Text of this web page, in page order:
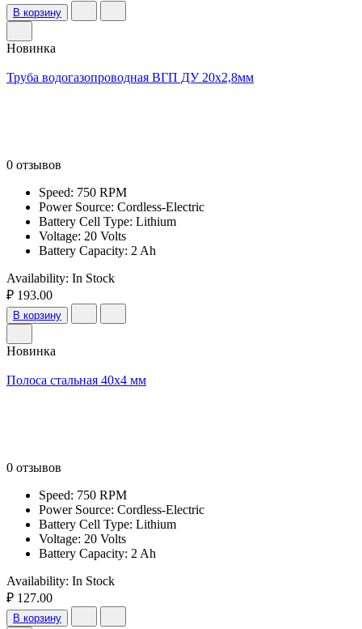
В корзину
Новинка
Труба водогазопроводная ВГП ДУ 20х2,8мм
0 отзывов
Speed: 750 RPM
Power Source: Cordless-Electric
Battery Cell Type: Lithium
Voltage: 20 Volts
Battery Capacity: 2 Ah
Availability: In Stock
₽ 193.00
В корзину
Новинка
Полоса стальная 40х4 мм
0 отзывов
Speed: 750 RPM
Power Source: Cordless-Electric
Battery Cell Type: Lithium
Voltage: 20 Volts
Battery Capacity: 2 Ah
Availability: In Stock
₽ 127.00
В корзину